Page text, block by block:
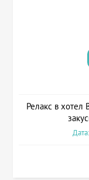
Релакс в хотел